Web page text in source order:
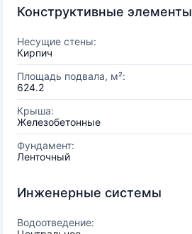
Конструктивные элементы
Несущие стены:
Кирпич
Площадь подвала, м²:
624.2
Крыша:
Железобетонные
Фундамент:
Ленточный
Инженерные системы
Водоотведение: